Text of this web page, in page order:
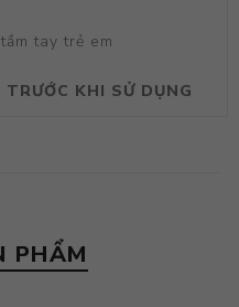
tay trẻ em
TRƯỚC KHI SỬ DỤNG
PHẨM